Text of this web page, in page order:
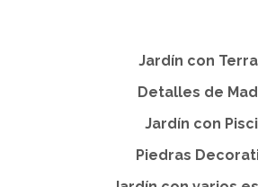
Jardín con
Detalles de
Jardín con
Piedras